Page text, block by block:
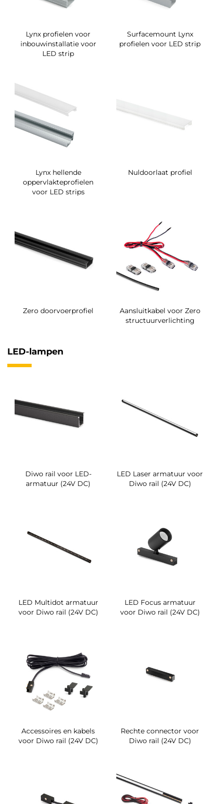
Lynx profielen voor
inbouwinstallatie voor
LED strip
Surfacemount Lynx
profielen voor LED strip
Lynx hellende
oppervlakteprofielen
voor LED strips
Nuldoorlaat profiel
Zero doorvoerprofiel
Aansluitkabel voor Zero
structuurverlichting
LED-lampen
Diwo rail voor LED-
armatuur (24V DC)
LED Laser armatuur voor
Diwo rail (24V DC)
LED Multidot armatuur
voor Diwo rail (24V DC)
LED Focus armatuur
voor Diwo rail (24V DC)
Accessoires en kabels
voor Diwo rail (24V DC)
Rechte connector voor
Diwo rail (24V DC)